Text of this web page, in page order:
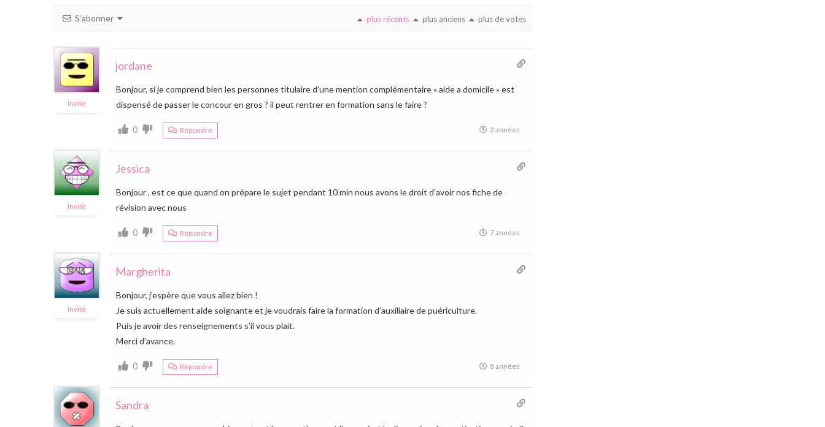
S’abonner plus récents plus anciens plus de votes
Invité
jordane
Bonjour, si je comprend bien les personnes titulaire d’une mention complémentaire « aide a domicile » est
dispensé de passer le concour en gros ? il peut rentrer en formation sans le faire ?
0 Répondre 2 années
Invité
Jessica
Bonjour , est ce que quand on prépare le sujet pendant 10 min nous avons le droit d’avoir nos fiche de
révision avec nous
0 Répondre 7 années
Invité
Margherita
Bonjour, j’espère que vous allez bien !
Je suis actuellement aide soignante et je voudrais faire la formation d’auxiliaire de puériculture.
Puis je avoir des renseignements s’il vous plait.
Merci d’avance.
0 Répondre 8 années
Sandra